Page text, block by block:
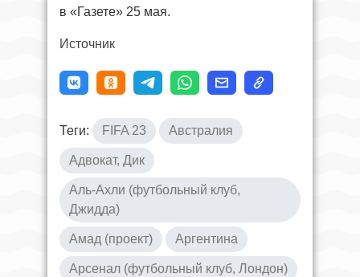
в «Газете» 25 мая.
Источник
Теги: FIFA 23 Австралия
Адвокат, Дик
Аль-Ахли (футбольный клуб,
Джидда)
Амад (проект) Аргентина
Арсенал (футбольный клуб, Лондон)